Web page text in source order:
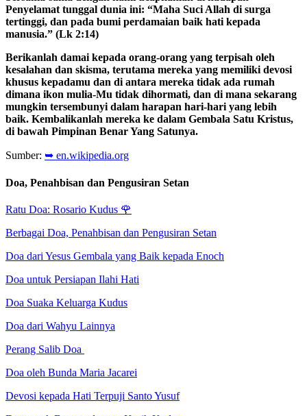
Penyelamat tunggal dunia ini: “Maha Suci Allah di surga
tertinggi, dan pada bumi perdamaian baik hati kepada
manusia.” (Lk 2:14)
Berikanlah damai kepada orang-orang yang terpisah oleh
kesalahan dan skisma, terutama mereka yang memiliki devosi
khusus kepadamu dan di antara mereka tidak ada rumah
dimana ikon mulia-Mu tidak dihormati, dan di mana sekarang
mungkin tersembunyi dalam harapan hari-hari yang lebih
baik. Kembalikanlah mereka ke dalam Gembala Satu Kristus,
di bawah Pimpinan Benar Yang Satunya.
Sumber: ➥ en.wikipedia.org
Doa, Penahbisan dan Pengusiran Setan
Ratu Doa: Rosario Kudus 🌹
Berbagai Doa, Penahbisan dan Pengusiran Setan
Doa dari Yesus Gembala yang Baik kepada Enoch
Doa untuk Persiapan Ilahi Hati
Doa Suaka Keluarga Kudus
Doa dari Wahyu Lainnya
Perang Salib Doa
Doa oleh Bunda Maria Jacarei
Devosi kepada Hati Terpuji Santo Yusuf